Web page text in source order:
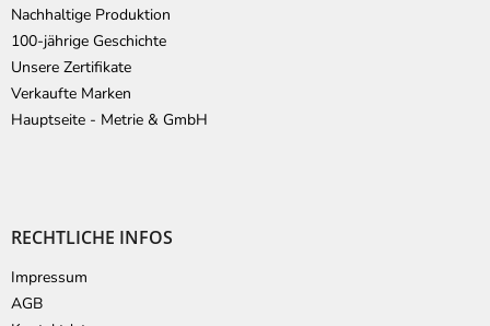
Nachhaltige Produktion
100-jährige Geschichte
Unsere Zertifikate
Verkaufte Marken
Hauptseite - Metrie & GmbH
RECHTLICHE INFOS
Impressum
AGB